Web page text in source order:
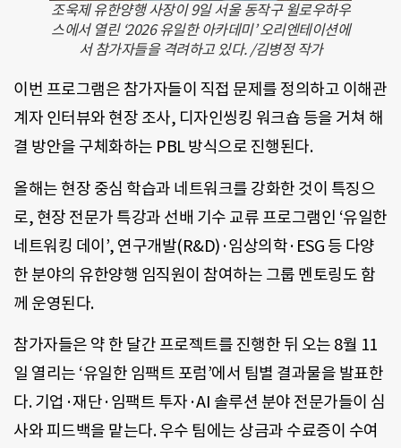
조욱제 유한양행 사장이 9일 서울 동작구 윌로우하우
스에서 열린 ‘2026 유일한 아카데미’ 오리엔테이션에
서 참가자들을 격려하고 있다. /김병정 작가
이번 프로그램은 참가자들이 직접 문제를 정의하고 이해관
계자 인터뷰와 현장 조사, 디자인씽킹 워크숍 등을 거쳐 해
결 방안을 구체화하는 PBL 방식으로 진행된다.
올해는 현장 중심 학습과 네트워크를 강화한 것이 특징으
로, 현장 전문가 특강과 선배 기수 교류 프로그램인 ‘유일한
네트워킹 데이’, 연구개발(R&D)·임상의학·ESG 등 다양
한 분야의 유한양행 임직원이 참여하는 그룹 멘토링도 함
께 운영된다.
참가자들은 약 한 달간 프로젝트를 진행한 뒤 오는 8월 11
일 열리는 ‘유일한 임팩트 포럼’에서 팀별 결과물을 발표한
다. 기업·재단·임팩트 투자·AI 솔루션 분야 전문가들이 심
사와 피드백을 맡는다. 우수 팀에는 상금과 수료증이 수여